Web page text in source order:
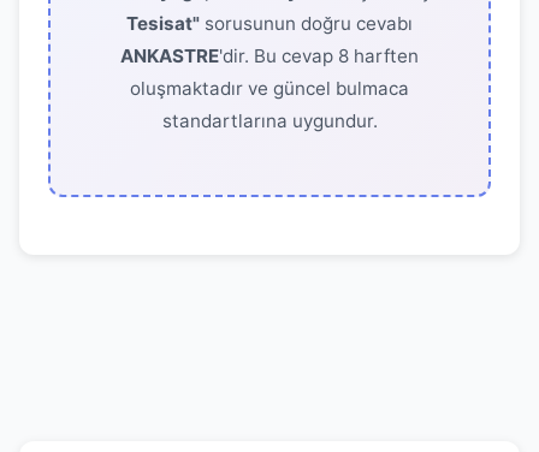
Tesisat" sorusunun doğru cevabı
ANKASTRE'dir. Bu cevap 8 harften
oluşmaktadır ve güncel bulmaca
standartlarına uygundur.